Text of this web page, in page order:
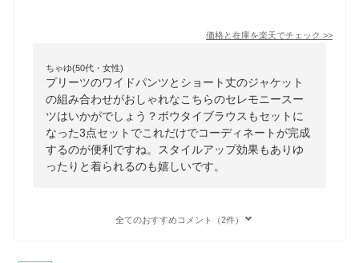
価格と在庫を楽天でチェック >>
ちゃゆ(50代・女性)
プリーツのワイドパンツとショート丈のジャケット
の組み合わせがおしゃれなこちらのセレモニースー
ツはいかがでしょう？ボウタイブラウスもセットに
なった3点セットでこれだけでコーディネートが完成
するのが便利ですね。スタイルアップ効果もありゆ
ったりと着られるのも嬉しいです。
全てのおすすめコメント（2件）